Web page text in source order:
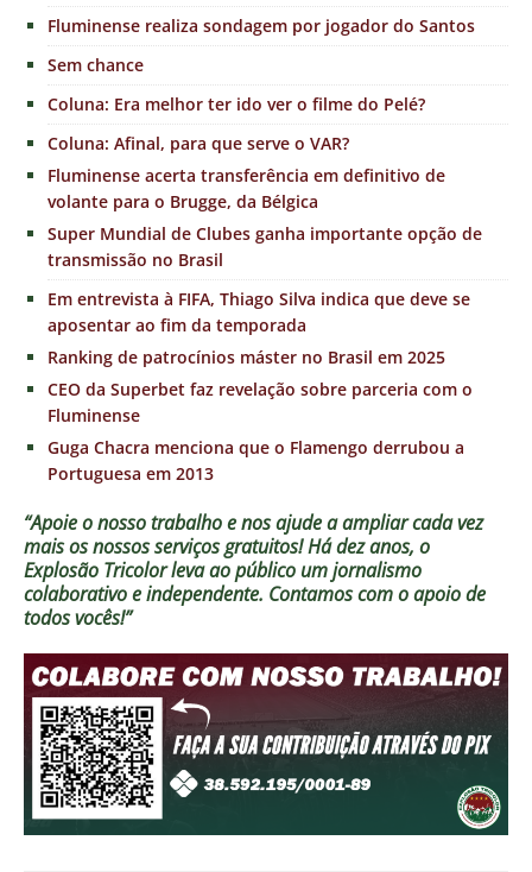
Fluminense realiza sondagem por jogador do Santos
Sem chance
Coluna: Era melhor ter ido ver o filme do Pelé?
Coluna: Afinal, para que serve o VAR?
Fluminense acerta transferência em definitivo de
volante para o Brugge, da Bélgica
Super Mundial de Clubes ganha importante opção de
transmissão no Brasil
Em entrevista à FIFA, Thiago Silva indica que deve se
aposentar ao fim da temporada
Ranking de patrocínios máster no Brasil em 2025
CEO da Superbet faz revelação sobre parceria com o
Fluminense
Guga Chacra menciona que o Flamengo derrubou a
Portuguesa em 2013
“Apoie o nosso trabalho e nos ajude a ampliar cada vez
mais os nossos serviços gratuitos!Há dez anos, o
Explosão Tricolor leva ao público um jornalismo
colaborativo e independente. Contamos com o apoio de
todos vocês!”